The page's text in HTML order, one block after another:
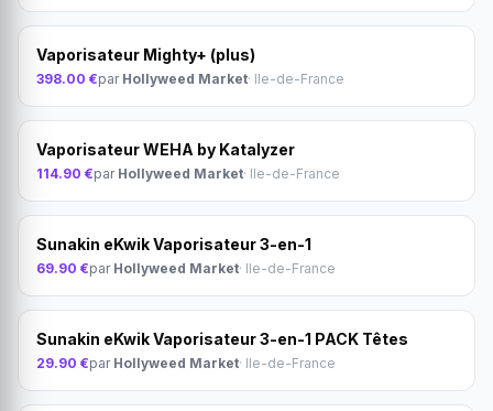
Vaporisateur Mighty+ (plus)
398.00 €par Hollyweed Market· Ile-de-France
Vaporisateur WEHA by Katalyzer
114.90 €par Hollyweed Market· Ile-de-France
Sunakin eKwik Vaporisateur 3-en-1
69.90 €par Hollyweed Market· Ile-de-France
Sunakin eKwik Vaporisateur 3-en-1 PACK Têtes
29.90 €par Hollyweed Market· Ile-de-France